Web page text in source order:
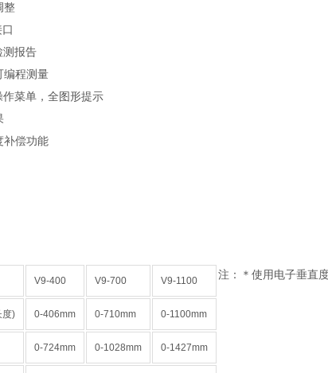
整
测报告
程测量
菜单，全图形提示
偿功能
V9-400 V9-700 V9-1100
度) 0-406mm 0-710mm 0-1100mm
0-724mm 0-1028mm 0-1427mm
注：＊使用电子垂直